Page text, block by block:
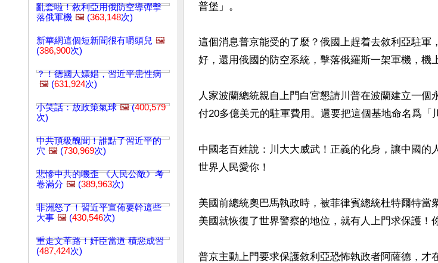
亂套啦！敘利亞用俄防空導彈擊
落俄軍機 🖼️ (363,148次)
新華網這個短新聞很有嚼頭兒 🖼️
(386,900次)
？！德國人嫖娼，習近平患性病
🖼️ (631,924次)
小笑話：放政策氣球 🖼️(400,579
次)
中共頂級醜聞！誰點了習近平的
穴 🖼️ (730,969次)
悲慘中共的嘰歪 《人民公敵》考
卷滿分 🖼️ (389,963次)
非洲怒了！習近平宣佈要幹這些
大事 🖼️ (430,546次)
重走文革路！奸臣當道 積惡成習
(487,424次)
普堡」。
這個消息普京能受的了麼？俄國上趕着去敘利亞駐軍
好，還用俄國的防空系統，擊落俄羅斯一架軍機，機
人家波蘭總統親自上門白宮懇請川普在波蘭建立一個
付20多億美元的駐軍費用。還要把這個基地命名爲「
中國老百姓說：川大大威武！正義的化身，讓中國的
世界人民愛你！
美國前總統奧巴馬執政時，被菲律賓總統杜特爾特當
美國就恢復了世界警察的地位，就有人上門求保護！
普京主動上門要求保護敘利亞恐怖執政者阿薩德，才